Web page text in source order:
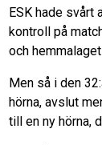
ESK hade svårt
kontroll på
och
Men så i den
hörna, avslut
till en ny hörna,